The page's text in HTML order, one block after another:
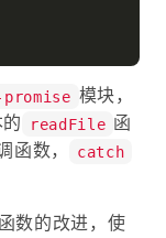
模块，
readFile 函
函数， catch
数的改进，使